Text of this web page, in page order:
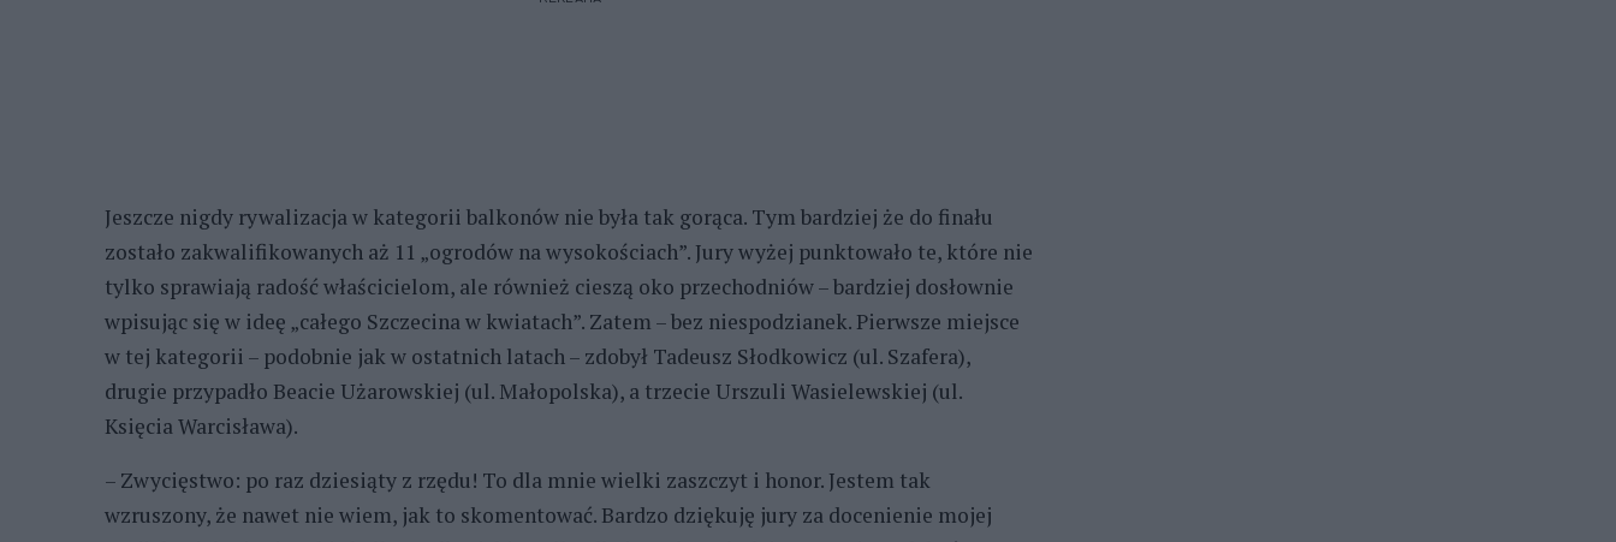
Jeszcze nigdy rywalizacja w kategorii balkonów nie była tak gorąca. Tym bardziej że do finału
zostało zakwalifikowanych aż 11 „ogrodów na wysokościach”. Jury wyżej punktowało te, które nie
tylko sprawiają radość właścicielom, ale również cieszą oko przechodniów – bardziej dosłownie
wpisując się w ideę „całego Szczecina w kwiatach”. Zatem – bez niespodzianek. Pierwsze miejsce
w tej kategorii – podobnie jak w ostatnich latach – zdobył Tadeusz Słodkowicz (ul. Szafera),
drugie przypadło Beacie Użarowskiej (ul. Małopolska), a trzecie Urszuli Wasielewskiej (ul.
Księcia Warcisława).
– Zwycięstwo: po raz dziesiąty z rzędu! To dla mnie wielki zaszczyt i honor. Jestem tak
wzruszony, że nawet nie wiem, jak to skomentować. Bardzo dziękuję jury za docenienie mojej